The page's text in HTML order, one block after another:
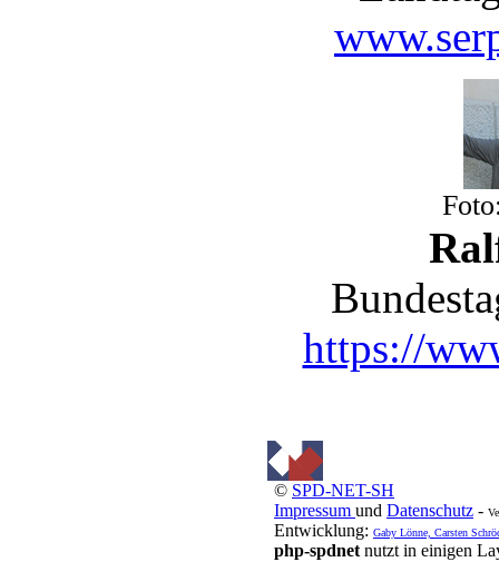
https://
© SPD-NET-SH
Impressum und Datenschutz -
Entwicklung: Gaby Lönne, Carsten
php-spdnet nutzt in einigen